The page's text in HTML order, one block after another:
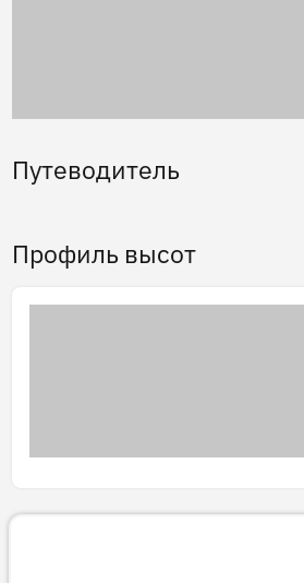
Путеводитель
Профиль высот
Готовим 3D-тур…
3D тур